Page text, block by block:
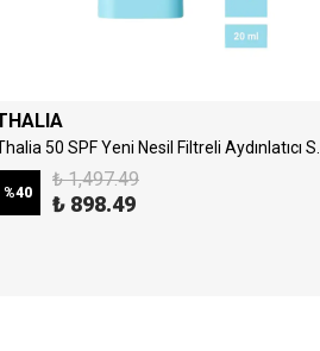
%40
₺ 1,497.49
₺ 898.49